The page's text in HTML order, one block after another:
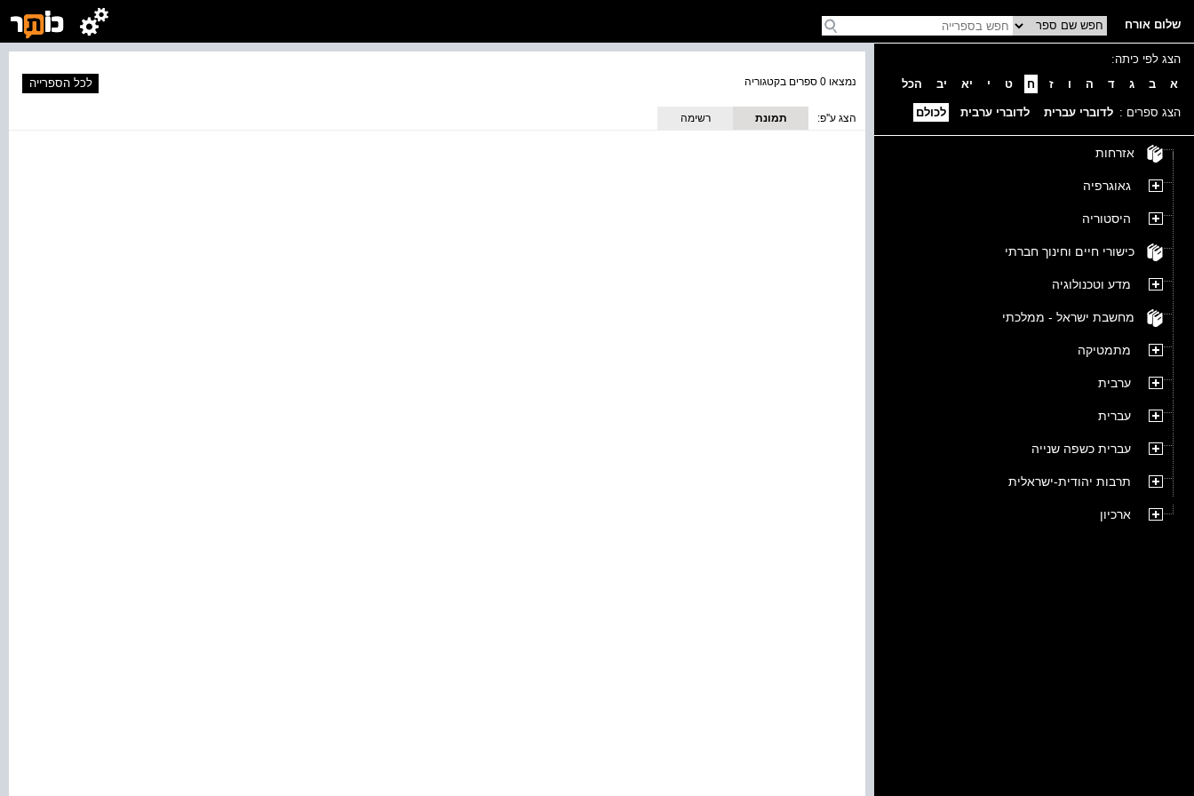
שלום אורח
הצג לפי כיתה:
א
ב ג ד ה ו ז ח ט י יא יב הכל
הצג ספרים : לדוברי עברית לדוברי ערבית לכולם
אזרחות
גאוגרפיה
היסטוריה
כישורי חיים וחינוך חברתי
מדע וטכנולוגיה
מחשבת ישראל - ממלכתי
מתמטיקה
ערבית
עברית
עברית כשפה שנייה
תרבות יהודית-ישראלית
ארכיון
נמצאו 0 ספרים בקטגוריה לכל הספרייה
הצג ע''פ:
תמונת
רשימה